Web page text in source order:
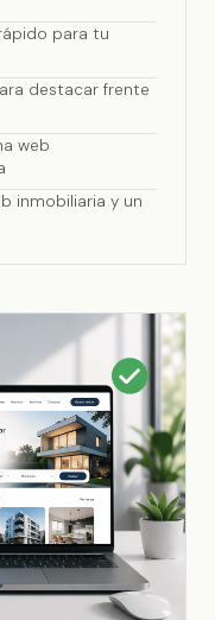
para tu
destacar frente
web
inmobiliaria y un